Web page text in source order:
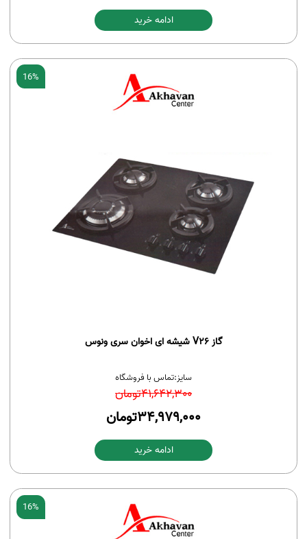
ادامه خرید
16%
گاز V26 شیشه ای اخوان سری ونوس
سایز:تماس با فروشگاه
41,642,300تومان
34,979,000تومان
ادامه خرید
16%